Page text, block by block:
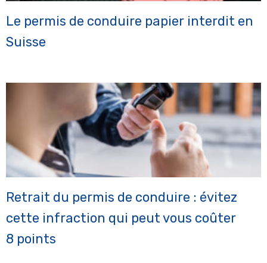
Le permis de conduire papier interdit en
Suisse
Retrait du permis de conduire : évitez
cette infraction qui peut vous coûter
8 points